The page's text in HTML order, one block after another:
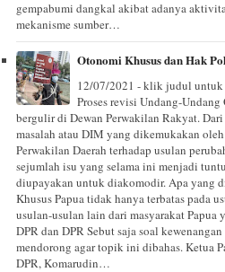
gempabumi dangkal akibat adanya
mekanisme sumber…
Otonomi Khusus dan Hak
12/07/2021 - klik judul untuk
Proses revisi Undang-
bergulir di Dewan Perwakilan Rakyat.
masalah atau DIM yang dikemukakan
Perwakilan Daerah terhadap usulan
sejumlah isu yang selama ini menjadi
diupayakan untuk diakomodir. Apa yang
Khusus Papua tidak hanya terbatas pada
usulan-usulan lain dari masyarakat Papua
DPR dan DPR Sebut saja soal
mendorong agar topik ini dibahas. Ketua
DPR, Komarudin…